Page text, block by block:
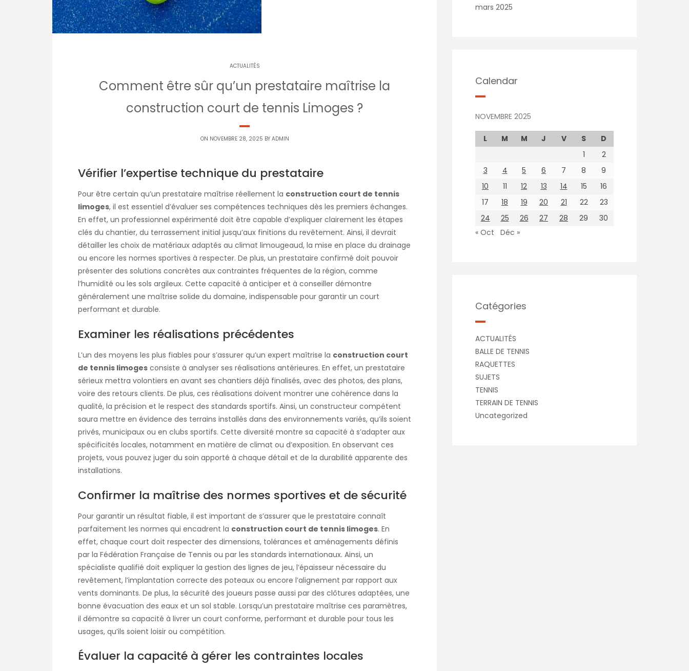
ACTUALITÉS
Comment être sûr qu’un prestataire maîtrise la
construction court de tennis Limoges ?
ON NOVEMBRE 28, 2025 BY ADMIN
Vérifier l’expertise technique du prestataire
Pour être certain qu’un prestataire maîtrise réellement la construction court de tennis
limoges, il est essentiel d’évaluer ses compétences techniques dès les premiers échanges.
En effet, un professionnel expérimenté doit être capable d’expliquer clairement les étapes
clés du chantier, du terrassement initial jusqu’aux finitions du revêtement. Ainsi, il devrait
détailler les choix de matériaux adaptés au climat limougeaud, la mise en place du drainage
ou encore les normes sportives à respecter. De plus, un prestataire confirmé doit pouvoir
présenter des solutions concrètes aux contraintes fréquentes de la région, comme
l’humidité ou les sols argileux. Cette capacité à anticiper et à conseiller démontre
généralement une maîtrise solide du domaine, indispensable pour garantir un court
performant et durable.
Examiner les réalisations précédentes
L’un des moyens les plus fiables pour s’assurer qu’un expert maîtrise la construction court
de tennis limoges consiste à analyser ses réalisations antérieures. En effet, un prestataire
sérieux mettra volontiers en avant ses chantiers déjà finalisés, avec des photos, des plans,
voire des retours clients. De plus, ces réalisations doivent montrer une cohérence dans la
qualité, la précision et le respect des standards sportifs. Ainsi, un constructeur compétent
saura mettre en évidence des terrains installés dans des environnements variés, qu’ils soient
privés, municipaux ou en clubs sportifs. Cette diversité montre sa capacité à s’adapter aux
spécificités locales, notamment en matière de climat ou d’exposition. En observant ces
projets, vous pouvez juger du soin apporté à chaque détail et de la durabilité apparente des
installations.
Confirmer la maîtrise des normes sportives et de sécurité
Pour garantir un résultat fiable, il est important de s’assurer que le prestataire connaît
parfaitement les normes qui encadrent la construction court de tennis limoges. En
effet, chaque court doit respecter des dimensions, tolérances et aménagements définis
par la Fédération Française de Tennis ou par les standards internationaux. Ainsi, un
spécialiste qualifié doit expliquer la gestion des lignes de jeu, l’épaisseur nécessaire du
revêtement, l’implantation correcte des poteaux ou encore l’alignement par rapport aux
vents dominants. De plus, la sécurité des joueurs passe aussi par des clôtures adaptées, une
bonne évacuation des eaux et un sol stable. Lorsqu’un prestataire maîtrise ces paramètres,
il démontre sa capacité à livrer un court conforme, performant et durable pour tous les
usages, qu’ils soient loisir ou compétition.
Évaluer la capacité à gérer les contraintes locales
mars 2025
Calendar
NOVEMBRE 2025
L M M J V S
D
1
2
3
4 5 6 7 8
9
10
11 12 13 14 15
16
17
18 19 20 21 22
23
24
25 26 27 28 29
30
« Oct
Déc »
Catégories
ACTUALITÉS
BALLE DE TENNIS
RAQUETTES
SUJETS
TENNIS
TERRAIN DE TENNIS
Uncategorized